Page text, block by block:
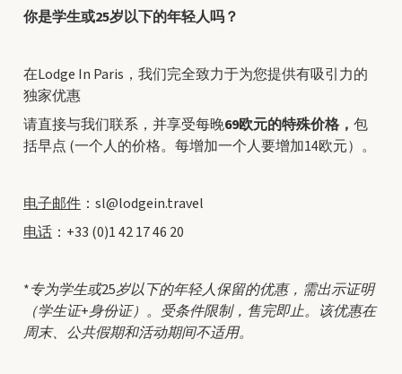
你是学生或25岁以下的年轻人吗？
在Lodge In Paris，我们完全致力于为您提供有吸引力的
独家优惠
请直接与我们联系，并享受每晚69欧元的特殊价格， 包
括早点 (一个人的价格。每增加一个人要增加14欧元）。
电子邮件 ：sl@lodgein.travel
电话 ：+33 (0)1 42 17 46 20
*专为学生或25岁以下的年轻人保留的优惠，需出示证明
（学生证+身份证）。受条件限制，售完即止。该优惠在
周末、公共假期和活动期间不适用。